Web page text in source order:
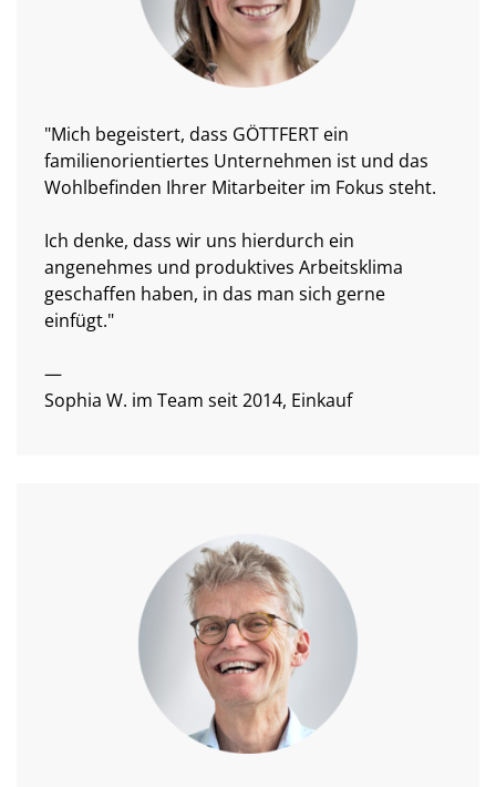
"Mich begeistert, dass GÖTTFERT ein
familienorientiertes Unternehmen ist und das
Wohlbefinden Ihrer Mitarbeiter im Fokus steht.
Ich denke, dass wir uns hierdurch ein
angenehmes und produktives Arbeitsklima
geschaffen haben, in das man sich gerne
einfügt."
—
Sophia W. im Team seit 2014, Einkauf